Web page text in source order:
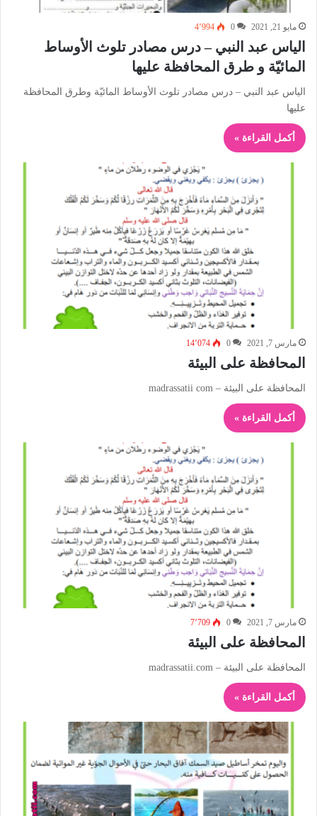
مايو 21, 2021 0 4٬994
الياس عبد النبي – درس مصادر تلوث الأوساط
المائيّة و طرق المحافظة عليها
الياس عبد النبي – درس مصادر تلوث الأوساط المائيّة وطرق المحافظة
عليها
أكمل القراءة »
مارس 7, 2021 0 14٬074
المحافظة على البيئة
المحافظة على البيئة – madrassatii com
أكمل القراءة »
مارس 7, 2021 0 7٬709
المحافظة على البيئة
المحافظة على البيئة – madrassatii.com
أكمل القراءة »